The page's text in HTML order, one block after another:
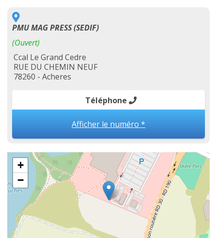
PMU MAG PRESS (SEDIF)
(Ouvert)
Ccal Le Grand Cedre
RUE DU CHEMIN NEUF
78260 - Acheres
Téléphone
Afficher le numéro *
+
−